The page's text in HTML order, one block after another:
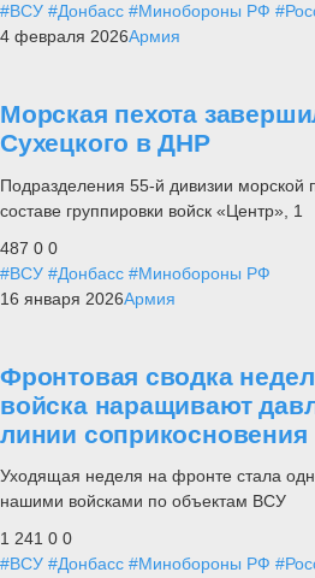
#ВСУ #Донбасс #Минобороны РФ
4 февраля 2026Армия
Морская пехота
Сухецкого в ДНР
Подразделения 55-й дивизии морской
составе группировки войск «Центр», 1
487 0 0
#ВСУ #Донбасс #Минобороны РФ
16 января 2026Армия
Фронтовая сводка
войска наращивают
линии соприкосновения
Уходящая неделя на фронте стала
нашими войсками по объектам ВСУ
1 241 0 0
#ВСУ #Донбасс #Минобороны РФ